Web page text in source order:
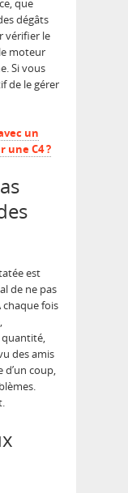
que
dégâts
vérifier le
moteur
Si vous
de le gérer
un
une C4 ?
est
de ne pas
chaque fois
des amis
coup,